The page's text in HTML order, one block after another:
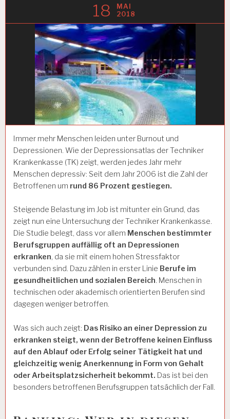
18
MAI
2018
Immer mehr Menschen leiden unter Burnout und
Depressionen. Wie der Depressionsatlas der Techniker
Krankenkasse (TK) zeigt, werden jedes Jahr mehr
Menschen depressiv: Seit dem Jahr 2006 ist die Zahl der
Betroffenen um rund 86 Prozent gestiegen.
Steigende Belastung im Job ist mitunter ein Grund, das
zeigt nun eine Untersuchung der Techniker Krankenkasse.
Die Studie belegt, dass vor allem Menschen bestimmter
Berufsgruppen auffällig oft an Depressionen
erkranken, da sie mit einem hohen Stressfaktor
verbunden sind. Dazu zählen in erster Linie Berufe im
gesundheitlichen und sozialen Bereich. Menschen in
technischen oder akademisch orientierten Berufen sind
dagegen weniger betroffen.
Was sich auch zeigt: Das Risiko an einer Depression zu
erkranken steigt, wenn der Betroffene keinen Einfluss
auf den Ablauf oder Erfolg seiner Tätigkeit hat und
gleichzeitig wenig Anerkennung in Form von Gehalt
oder Arbeitsplatzsicherheit bekommt. Das ist bei den
besonders betroffenen Berufsgruppen tatsächlich der Fall.